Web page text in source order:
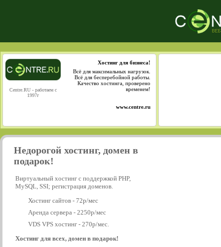
Centre.RU - работаем с
1997г
Хостинг для бизнеса!
Всё для максимальных нагрузок.
Всё для бесперебойной работы.
Качество хостинга, проверено
временем!
www.centre.ru
Недорогой хостинг, домен в
подарок!
Виртуальный хостинг с поддержкой PHP,
MySQL, SSI; регистрация доменов.
Хостинг сайтов - 72р/мес
Аренда сервера - 2250р/мес
VDS VPS хостинг - 270р/мес.
Хостинг для всех, домен в подарок!